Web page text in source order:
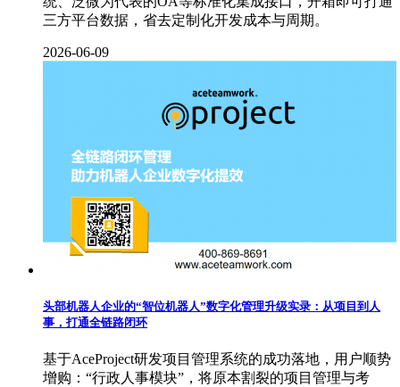
三方平台数据，省去定制化开发成本与周期。
2026-06-09
头部机器人企业的“智位机器人”数字化管理升级实录：从项目到人
事，打通全链路闭环
基于AceProject研发项目管理系统的成功落地，用户顺势
增购：“行政人事模块”，将原本割裂的项目管理与考